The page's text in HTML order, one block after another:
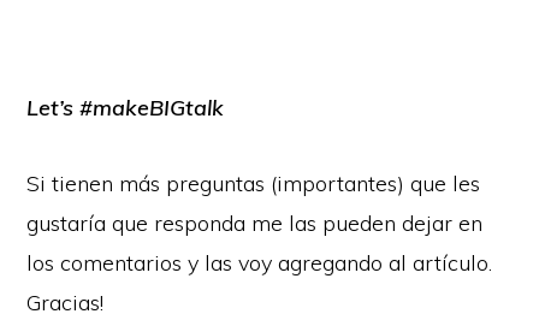
Let’s #makeBIGtalk
Si tienen más preguntas (importantes) que les
gustaría que responda me las pueden dejar en
los comentarios y las voy agregando al artículo.
Gracias!